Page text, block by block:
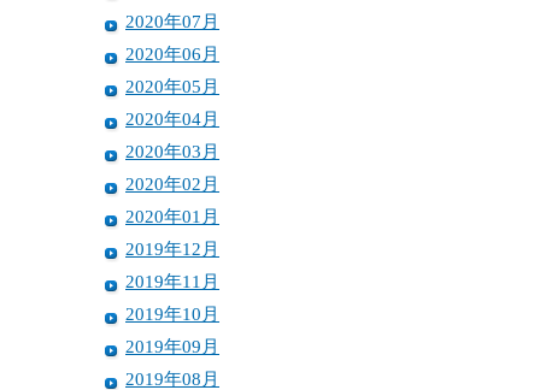
2020年07月
2020年06月
2020年05月
2020年04月
2020年03月
2020年02月
2020年01月
2019年12月
2019年11月
2019年10月
2019年09月
2019年08月